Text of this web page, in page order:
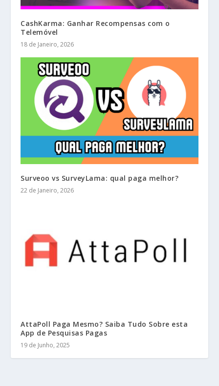
CashKarma: Ganhar Recompensas com o
Telemóvel
18 de Janeiro, 2026
Surveoo vs SurveyLama: qual paga melhor?
22 de Janeiro, 2026
AttaPoll Paga Mesmo? Saiba Tudo Sobre esta
App de Pesquisas Pagas
19 de Junho, 2025